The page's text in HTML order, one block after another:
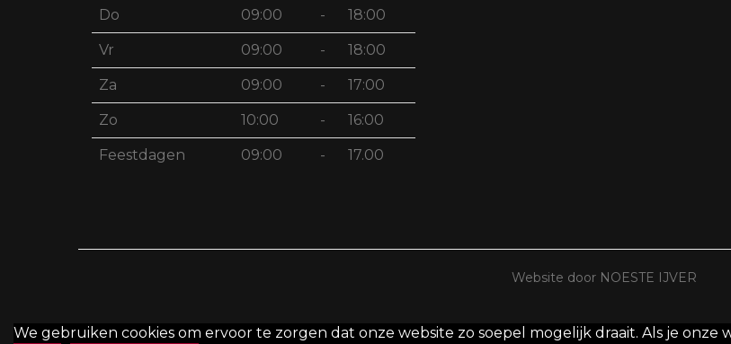
Do 09:00 - 18:00
Vr 09:00 - 18:00
Za 09:00 - 17:00
Zo 10:00 - 16:00
Feestdagen 09:00 - 17.00
Website door NOESTE IJVER
We gebruiken cookies om ervoor te zorgen dat onze website zo soepel mogelijk draait. Als je